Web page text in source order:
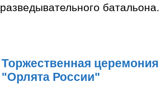
разведывательного батальона.
Торжественная
"Орлята России"